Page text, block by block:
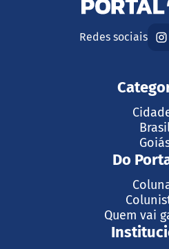
Redes sociais
Do
Quem vai